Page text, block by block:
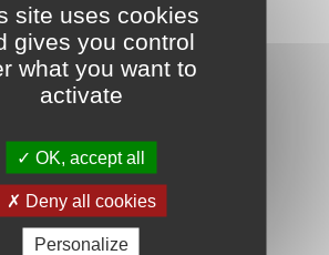
site uses cookies
gives you control
what you want to
activate
OK, accept all
Deny all cookies
Personalize